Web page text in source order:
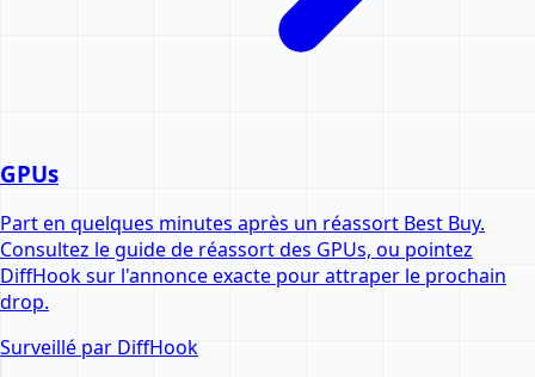
GPUs
Part en quelques minutes après un réassort Best Buy.
Consultez le guide de réassort des GPUs, ou pointez
DiffHook sur l'annonce exacte pour attraper le prochain
drop.
Surveillé par DiffHook